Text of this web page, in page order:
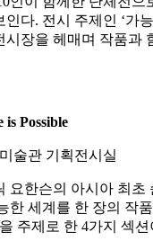
다. 전시 주제인 ‘가
장을 헤매며 작품과
Possible
술관 기획전시실
요한슨의 아시아 최
한 세계를 한 장의 작
주제로 한 4가지 섹